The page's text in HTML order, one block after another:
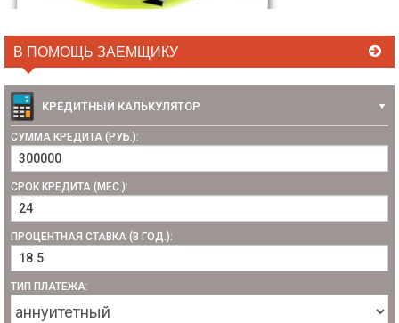
В ПОМОЩЬ ЗАЕМЩИКУ
КРЕДИТНЫЙ КАЛЬКУЛЯТОР
СУММА КРЕДИТА (РУБ.):
СРОК КРЕДИТА (МЕС.):
ПРОЦЕНТНАЯ СТАВКА (В ГОД.):
ТИП ПЛАТЕЖА: